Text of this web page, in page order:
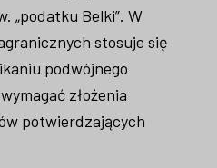
„podatku Belki”. W
stosuje się
podwójnego
złożenia
potwierdzających